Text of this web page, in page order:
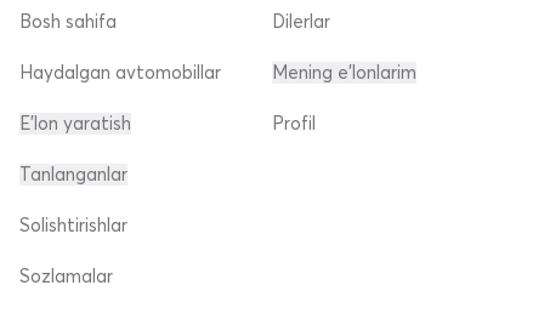
Bosh sahifa
Haydalgan avtomobillar
E'lon yaratish
Dilerlar
Mening e'lonlarim
Profil
Tanlanganlar
Solishtirishlar
Sozlamalar